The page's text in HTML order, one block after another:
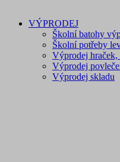
VÝPRODEJ
Školní batohy
Školní potřeby
Výprodej hraček,
Výprodej
Výprodej skladu